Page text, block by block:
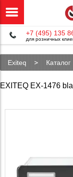
+7 (495) 135
для розничных
Exiteq Каталог
EXITEQ EX-1476